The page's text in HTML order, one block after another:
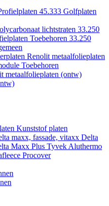
45.333 Golfplaten
lichtstraten 33.250
Toebehoren 33.250
Renolit metaalfolieplaten
Toebehoren
metaalfolieplaten (ontw)
Kunststof platen
maxx, fassade, vitaxx Delta
Maxx Plus Tyvek Aluthermo
Procover